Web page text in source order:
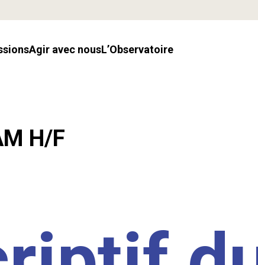
Agir avec nous l’Observatoire
H/F